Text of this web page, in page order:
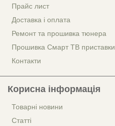
Прайс лист
Доставка і оплата
Ремонт та прошивка тюнера
Прошивка Смарт ТВ приставки
Контакти
Корисна інформація
Товарні новини
Статті